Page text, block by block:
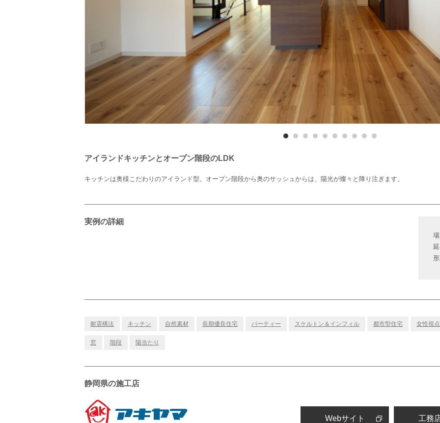
アイランドキッチンとオープン階段のLDK
キッチンは奥様こだわりのアイランド型。オープン階段から奥のサッシュからは、陽光が燦々と降り注ぎます。
実例の詳細
耐震構法 キッチン 自然素材 長期優良住宅 パーティー スケルトン＆インフィル 都市型住宅 女性視点
窓 階段 陽当たり
静岡県の施工店
Webサイト 工務